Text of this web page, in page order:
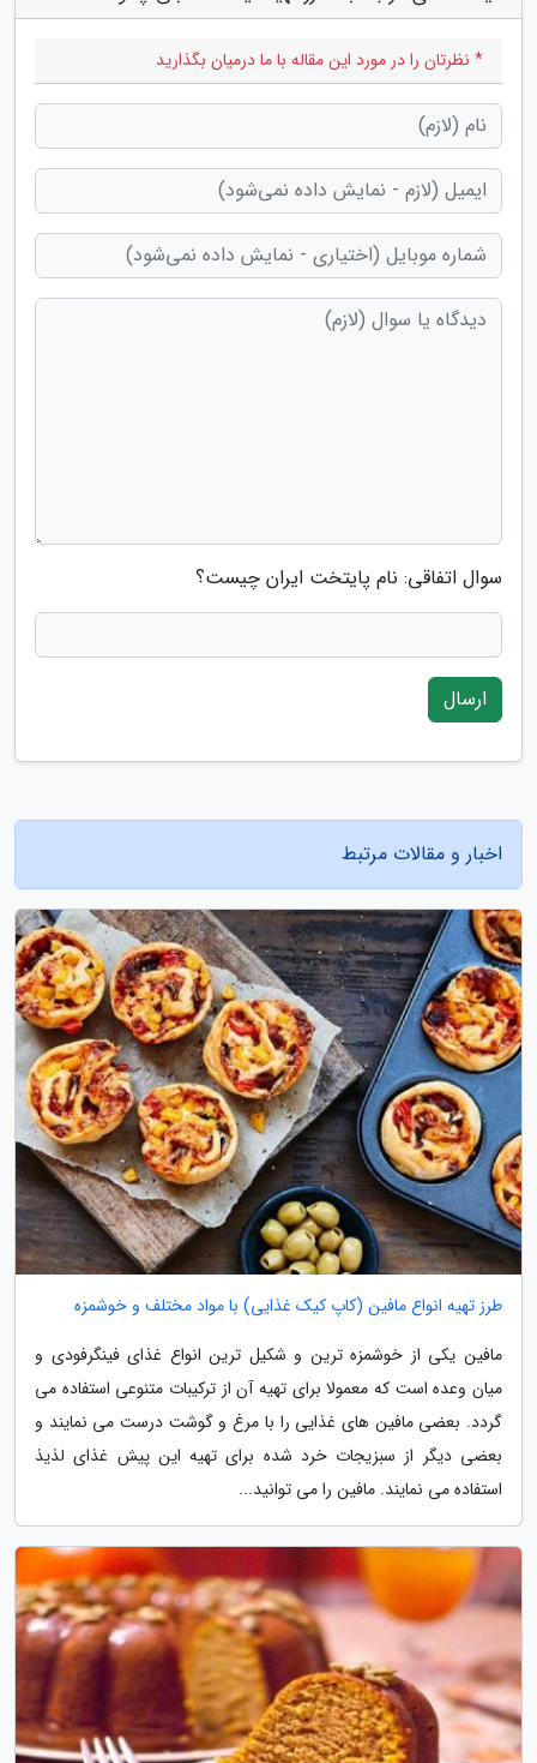
* نظرتان را در مورد این مقاله با ما درمیان بگذارید
سوال اتفاقی: نام پایتخت ایران چیست؟
ارسال
اخبار و مقالات مرتبط
طرز تهیه انواع مافین (کاپ کیک غذایی) با مواد مختلف و خوشمزه
مافین یکی از خوشمزه ترین و شکیل ترین انواع غذای فینگرفودی و
میان وعده است که معمولا برای تهیه آن از ترکیبات متنوعی استفاده می
گردد. بعضی مافین های غذایی را با مرغ و گوشت درست می نمایند و
بعضی دیگر از سبزیجات خرد شده برای تهیه این پیش غذای لذیذ
استفاده می نمایند. مافین را می توانید...